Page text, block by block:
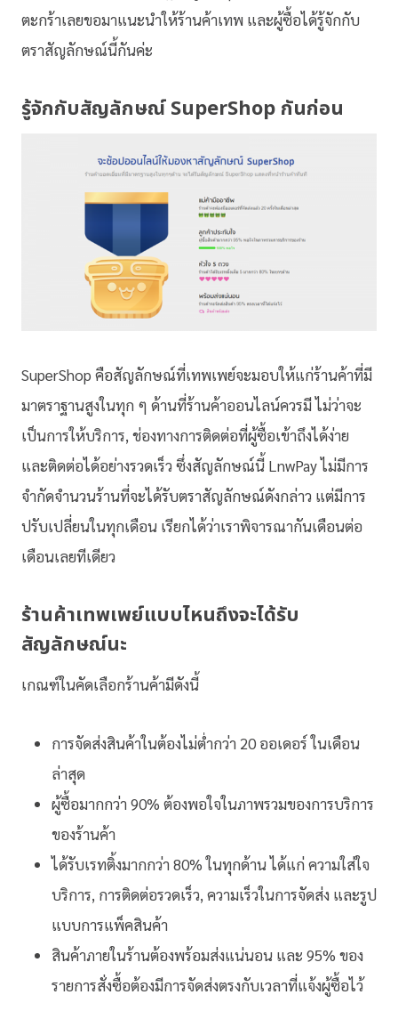
ตะกร้าเลยขอมาแนะนำให้ร้านค้าเทพ และผู้ซื้อได้รู้จักกับ
ตราสัญลักษณ์นี้กันค่ะ
รู้จักกับสัญลักษณ์ SuperShop กันก่อน
SuperShop คือสัญลักษณ์ที่เทพเพย์จะมอบให้แก่ร้านค้าที่มี
มาตราฐานสูงในทุก ๆ ด้านที่ร้านค้าออนไลน์ควรมี ไม่ว่าจะ
เป็นการให้บริการ, ช่องทางการติดต่อที่ผู้ซื้อเข้าถึงได้ง่าย
และติดต่อได้อย่างรวดเร็ว ซึ่งสัญลักษณ์นี้ LnwPay ไม่มีการ
จำกัดจำนวนร้านที่จะได้รับตราสัญลักษณ์ดังกล่าว แต่มีการ
ปรับเปลี่ยนในทุกเดือน เรียกได้ว่าเราพิจารณากันเดือนต่อ
เดือนเลยทีเดียว
ร้านค้าเทพเพย์แบบไหนถึงจะได้รับ
สัญลักษณ์นะ
เกณฑ์ในคัดเลือกร้านค้ามีดังนี้
การจัดส่งสินค้าในต้องไม่ต่ำกว่า 20 ออเดอร์ ในเดือน
ล่าสุด
ผู้ซื้อมากกว่า 90% ต้องพอใจในภาพรวมของการบริการ
ของร้านค้า
ได้รับเรทติ้งมากกว่า 80% ในทุกด้าน ได้แก่ ความใส่ใจ
บริการ, การติดต่อรวดเร็ว, ความเร็วในการจัดส่ง และรูป
แบบการแพ็คสินค้า
สินค้าภายในร้านต้องพร้อมส่งแน่นอน และ 95% ของ
รายการสั่งซื้อต้องมีการจัดส่งตรงกับเวลาที่แจ้งผู้ซื้อไว้